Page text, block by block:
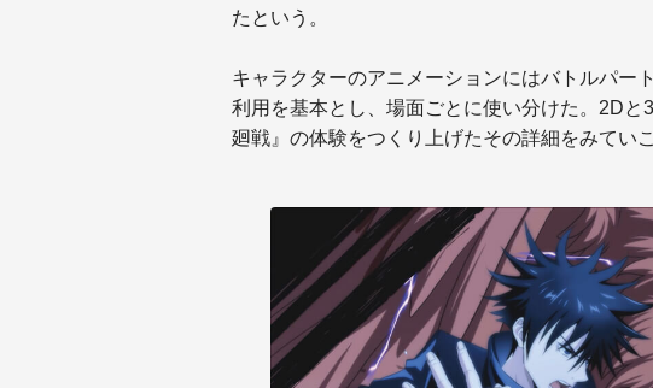
たという。
キャラクターのアニメーションにはバトルパー
利用を基本とし、場面ごとに使い分けた。2D
廻戦』の体験をつくり上げたその詳細をみていこ